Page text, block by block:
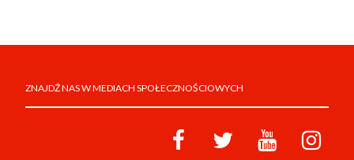
ZNAJDŹ NAS W MEDIACH SPOŁECZNOŚCIOWYCH